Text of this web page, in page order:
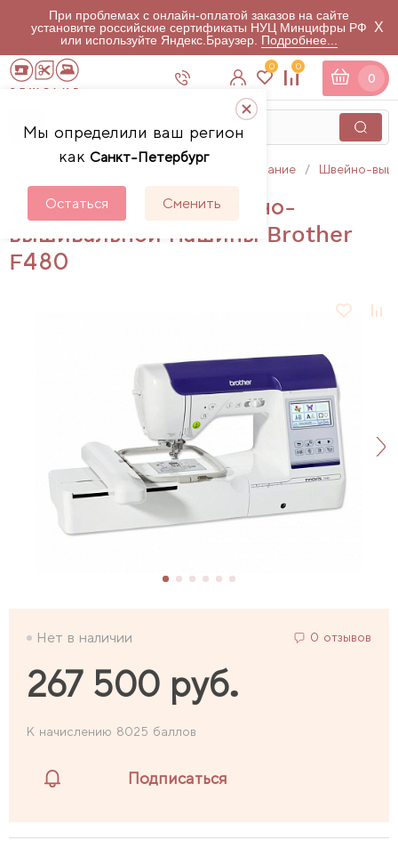
При проблемах с онлайн-оплатой заказов на сайте
установите российские сертификаты НУЦ Минцифры РФ
или используйте Яндекс.Браузер. Подробнее...
X
Мы определили ваш регион
как Санкт-Петербург
Остаться Сменить
0 0
0
Швейное оборудование Швейно-
Инструкции для швейно-
вышивальной машины Brother
F480
Нет в наличии 0 отзывов
267 500 руб.
К начислению 8025 баллов
Подписаться